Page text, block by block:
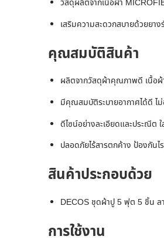
วัสดุผลิตจากเนื้อผ้า
เสริมความสะดวกสบายด้วยยา
คุณสมบัติสินค้า
ผลิตจากวัสดุผ้าคุณภาพดี เนื้อผ้
มีคุณสมบัติระบายอากาศได้ดี
ดีไซน์อย่างละเอียดและประณีต
ปลอดภัยไร้สารตกค้าง ป้องกันไ
สินค้าประกอบด้วย
DECOS ชุดผ้าปู 5 ฟุต 5 ชิ้น ล
การใช้งาน